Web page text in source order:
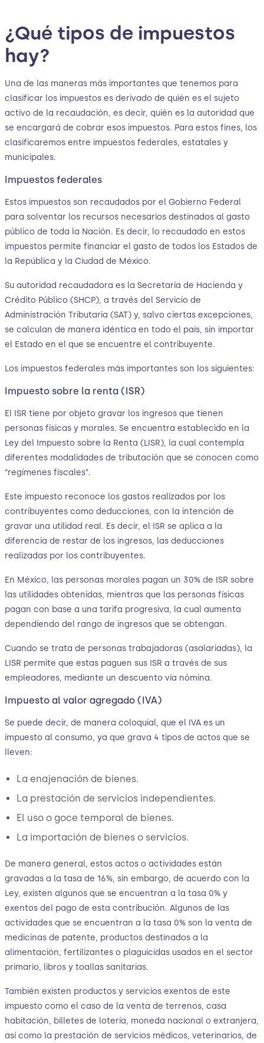
¿Qué tipos de impuestos
hay?
Una de las maneras más importantes que tenemos para
clasificar los impuestos es derivado de quién es el sujeto
activo de la recaudación, es decir, quién es la autoridad que
se encargará de cobrar esos impuestos. Para estos fines, los
clasificaremos entre impuestos federales, estatales y
municipales.
Impuestos federales
Estos impuestos son recaudados por el Gobierno Federal
para solventar los recursos necesarios destinados al gasto
público de toda la Nación. Es decir, lo recaudado en estos
impuestos permite financiar el gasto de todos los Estados de
la República y la Ciudad de México.
Su autoridad recaudadora es la Secretaría de Hacienda y
Crédito Público (SHCP), a través del Servicio de
Administración Tributaria (SAT) y, salvo ciertas excepciones,
se calculan de manera idéntica en todo el país, sin importar
el Estado en el que se encuentre el contribuyente.
Los impuestos federales más importantes son los siguientes:
Impuesto sobre la renta (ISR)
El ISR tiene por objeto gravar los ingresos que tienen
personas físicas y morales. Se encuentra establecido en la
Ley del Impuesto sobre la Renta (LISR), la cual contempla
diferentes modalidades de tributación que se conocen como
“regímenes fiscales”.
Este impuesto reconoce los gastos realizados por los
contribuyentes como deducciones, con la intención de
gravar una utilidad real. Es decir, el ISR se aplica a la
diferencia de restar de los ingresos, las deducciones
realizadas por los contribuyentes.
En México, las personas morales pagan un 30% de ISR sobre
las utilidades obtenidas, mientras que las personas físicas
pagan con base a una tarifa progresiva, la cual aumenta
dependiendo del rango de ingresos que se obtengan.
Cuando se trata de personas trabajadoras (asalariadas), la
LISR permite que estas paguen sus ISR a través de sus
empleadores, mediante un descuento vía nómina.
Impuesto al valor agregado (IVA)
Se puede decir, de manera coloquial, que el IVA es un
impuesto al consumo, ya que grava 4 tipos de actos que se
lleven:
La enajenación de bienes.
La prestación de servicios independientes.
El uso o goce temporal de bienes.
La importación de bienes o servicios.
De manera general, estos actos o actividades están
gravadas a la tasa de 16%, sin embargo, de acuerdo con la
Ley, existen algunos que se encuentran a la tasa 0% y
exentos del pago de esta contribución. Algunos de las
actividades que se encuentran a la tasa 0% son la venta de
medicinas de patente, productos destinados a la
alimentación, fertilizantes o plaguicidas usados en el sector
primario, libros y toallas sanitarias.
También existen productos y servicios exentos de este
impuesto como el caso de la venta de terrenos, casa
habitación, billetes de lotería, moneda nacional o extranjera,
así como la prestación de servicios médicos, veterinarios, de